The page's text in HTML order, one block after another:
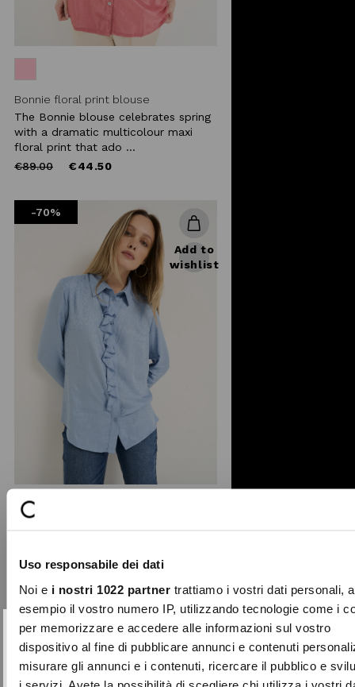
Uso responsabile dei dati
Noi e i nostri 1022 partnertrattiamo i vostri dati personali,
esempio il vostro numero IP, utilizzando tecnologie come i
per memorizzare e accedere alle informazioni sul vostro
dispositivo al fine di pubblicare annunci e contenuti
misurare gli annunci e i contenuti, ricercare il pubblico e
i servizi. Avete la possibilità di scegliere chi utilizza i vostri
Bonnie floral print blouse
The Bonnie blouse celebrates spring
with a dramatic multicolour maxi
floral print that ado ...
Price
€89.00to €44.50
-70%
Add to
wishlist
Clarissa shirt, a Made in Italy piece
crafted from ...
reduced
from
€89.00 to €26.70
-70%
Close
SUBSCRIBE TO OUR
NEWSLETTER